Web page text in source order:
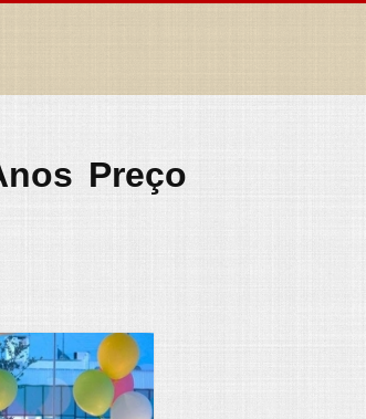
Preço